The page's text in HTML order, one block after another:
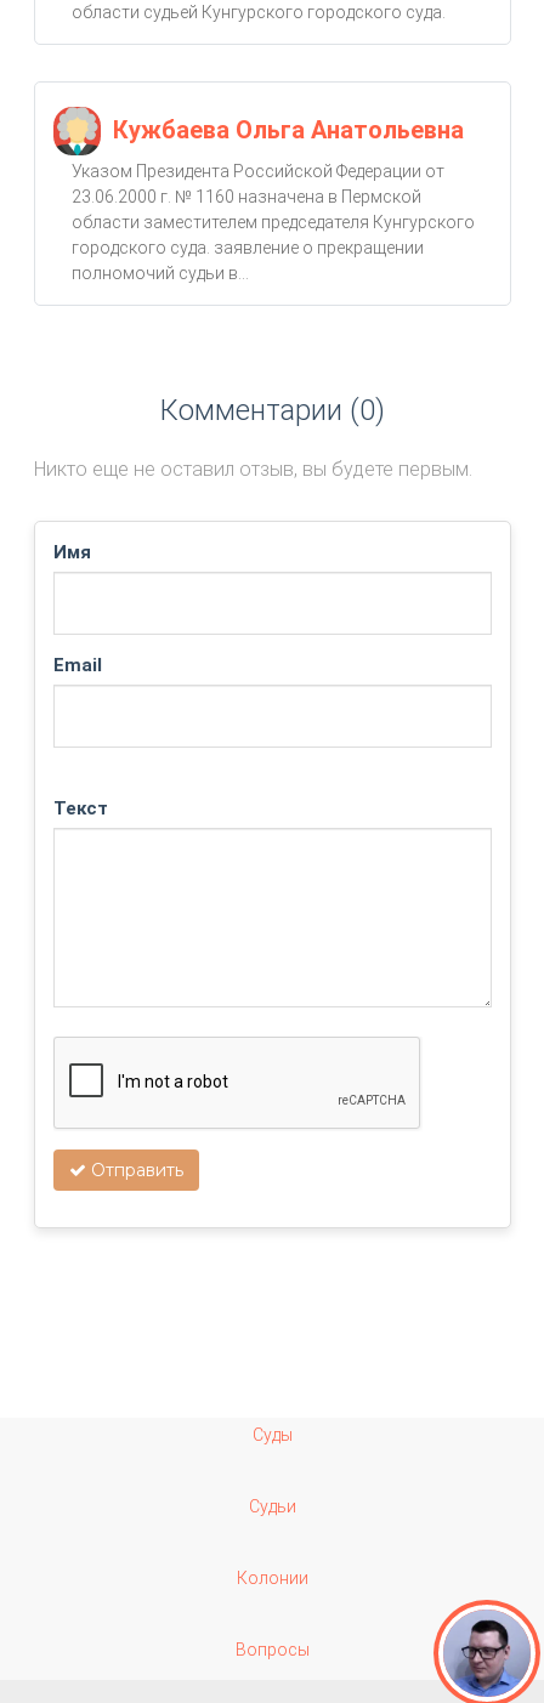
области судьей Кунгурского городского суда.
Кужбаева Ольга Анатольевна
Указом Президента Российской Федерации от
23.06.2000 г. № 1160 назначена в Пермской
области заместителем председателя Кунгурского
городского суда. заявление о прекращении
полномочий судьи в...
Комментарии (0)
Никто еще не оставил отзыв, вы будете первым.
Имя
Email
Текст
Отправить
Суды
Судьи
Колонии
Вопросы